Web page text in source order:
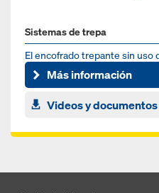
Sistemas de trepa
El encofrado trepante sin uso
de cualquier forma y altura
Más información
Videos y documentos